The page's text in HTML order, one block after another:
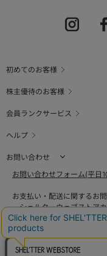
初めてのお客様
株主優待のお客様
会員ランクサービス
ヘルプ
お問い合わせ
お問い合わせフォーム(平日
お支払い・配送に関するお
シェルターウェブストア
0800-123-6820
商品の素材、サイズ、仕様
バロックジャパンリミテ
03-6730-9191